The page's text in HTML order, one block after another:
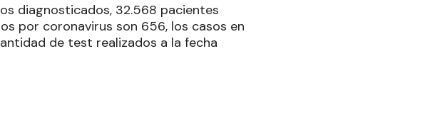
diagnosticados, 32.568 pacientes
por coronavirus son 656, los casos en
de test realizados a la fecha